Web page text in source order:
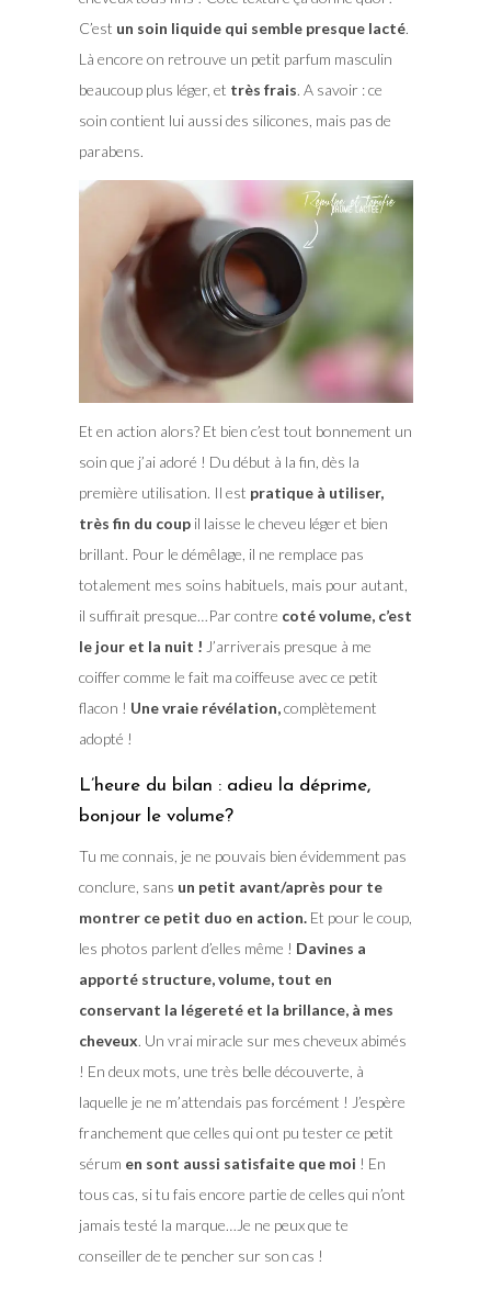
C’est un soin liquide qui semble presque lacté.
Là encore on retrouve un petit parfum masculin
beaucoup plus léger, et très frais. A savoir : ce
soin contient lui aussi des silicones, mais pas de
parabens.
Et en action alors? Et bien c’est tout bonnement un
soin que j’ai adoré ! Du début à la fin, dès la
première utilisation. Il est pratique à utiliser,
très fin du coupil laisse le cheveu léger et bien
brillant. Pour le démêlage, il ne remplace pas
totalement mes soins habituels, mais pour autant,
il suffirait presque…Par contre coté volume, c’est
le jour et la nuit ! J’arriverais presque à me
coiffer comme le fait ma coiffeuse avec ce petit
flacon ! Une vraie révélation,complètement
adopté !
L’heure du bilan : adieu la déprime,
bonjour le volume?
Tu me connais, je ne pouvais bien évidemment pas
conclure, sans un petit avant/après pour te
montrer ce petit duo en action.Et pour le coup,
les photos parlent d’elles même ! Davines a
apporté structure, volume, tout en
conservant la légereté et la brillance, à mes
cheveux. Un vrai miracle sur mes cheveux abimés
! En deux mots, une très belle découverte, à
laquelle je ne m’attendais pas forcément ! J’espère
franchement que celles qui ont pu tester ce petit
sérum en sont aussi satisfaite que moi ! En
tous cas, si tu fais encore partie de celles qui n’ont
jamais testé la marque…Je ne peux que te
conseiller de te pencher sur son cas !